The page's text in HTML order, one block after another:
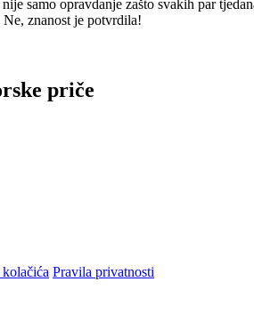
samo opravdanje zašto svakih par
znanost je potvrdila!
priče
Pravila privatnosti